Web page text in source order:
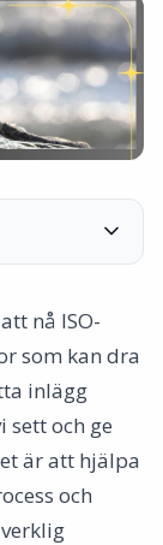
nå ISO-
som kan dra
inlägg
sett och ge
är att hjälpa
och